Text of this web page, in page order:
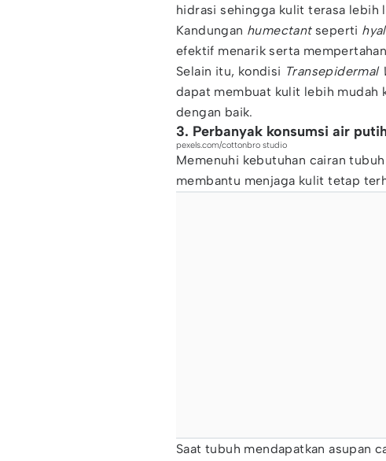
hidrasi sehingga kulit terasa lebih
Kandungan humectantseperti
efektif menarik serta
Selain itu, kondisi Transepidermal
dapat membuat kulit lebih mudah
dengan baik.
3. Perbanyak konsumsi air
pexels.com/cottonbro studio
Memenuhi kebutuhan cairan
membantu menjaga kulit tetap
Saat tubuh mendapatkan asupan